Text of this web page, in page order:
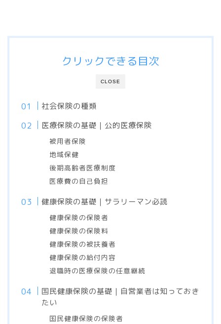
CLOSE
クリックできる目次
社会保険の種類
医療保険の基礎｜公的医療保険
被用者保険
地域保健
後期高齢者医療制度
医療費の自己負担
健康保険の基礎｜サラリーマン必読
健康保険の保険者
健康保険の保険料
健康保険の被扶養者
健康保険の給付内容
退職時の医療保険の任意継続
国民健康保険の基礎｜自営業者は知っておき
たい
国民健康保険の保険者